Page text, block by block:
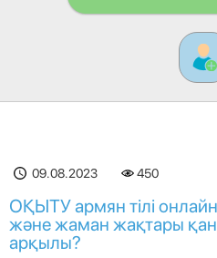
09.08.2023 450
ОҚЫТУ армян тілі
және жаман жақтары
арқылы?